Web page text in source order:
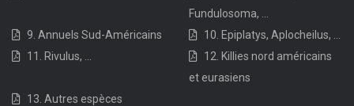
Fundulosoma, ...
9. Annuels Sud-Américains
10. Epiplatys, Aplocheilus, ...
11. Rivulus, ...
12. Killies nord américains
et eurasiens
13. Autres espèces